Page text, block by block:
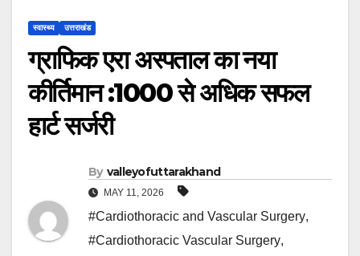
स्वास्थ्य उत्तराखंड
ग्राफिक एरा अस्पताल का नया
कीर्तिमान :1000 से अधिक सफल
हार्ट सर्जरी
By valleyofuttarakhand
MAY 11, 2026
#Cardiothoracic and Vascular Surgery,
#Cardiothoracic Vascular Surgery,